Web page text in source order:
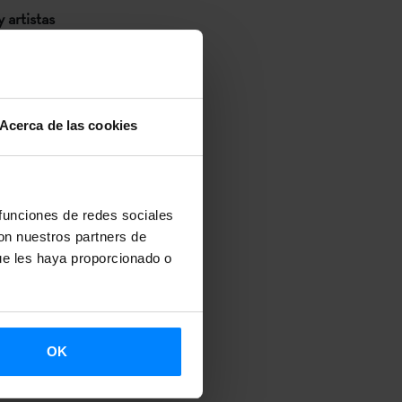
Acerca de las cookies
de redes sociales
nuestros partners de
les haya proporcionado o
OK
artistas
y
Vic,
entre el